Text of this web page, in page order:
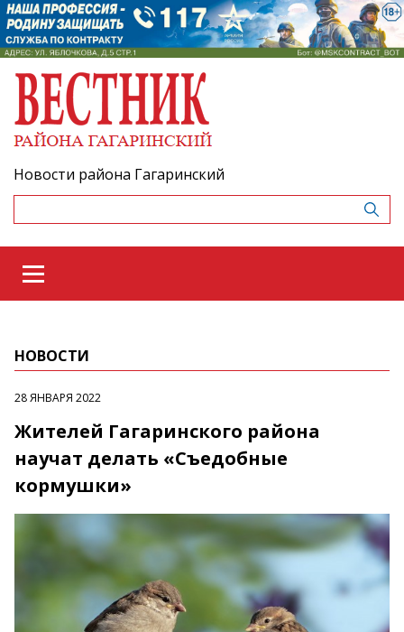
Новости района Гагаринский
НОВОСТИ
28 ЯНВАРЯ 2022
Жителей Гагаринского района
научат делать «Съедобные
кормушки»